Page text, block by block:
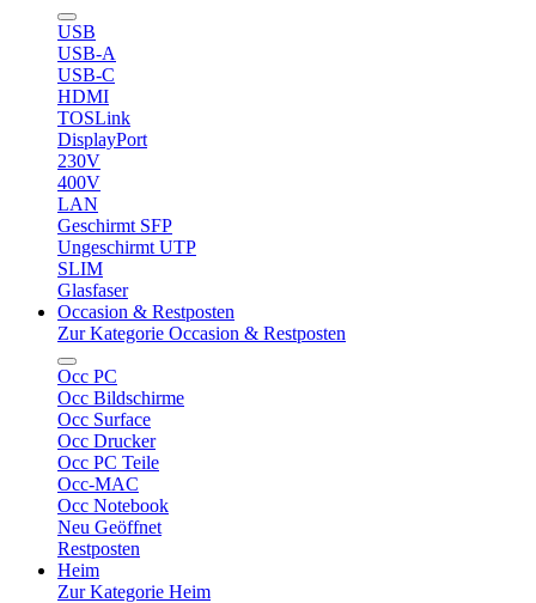
USB
USB-A
USB-C
HDMI
TOSLink
DisplayPort
230V
400V
LAN
Geschirmt SFP
Ungeschirmt UTP
SLIM
Glasfaser
Occasion & Restposten
Zur Kategorie Occasion & Restposten
Occ PC
Occ Bildschirme
Occ Surface
Occ Drucker
Occ PC Teile
Occ-MAC
Occ Notebook
Neu Geöffnet
Restposten
Heim
Zur Kategorie Heim